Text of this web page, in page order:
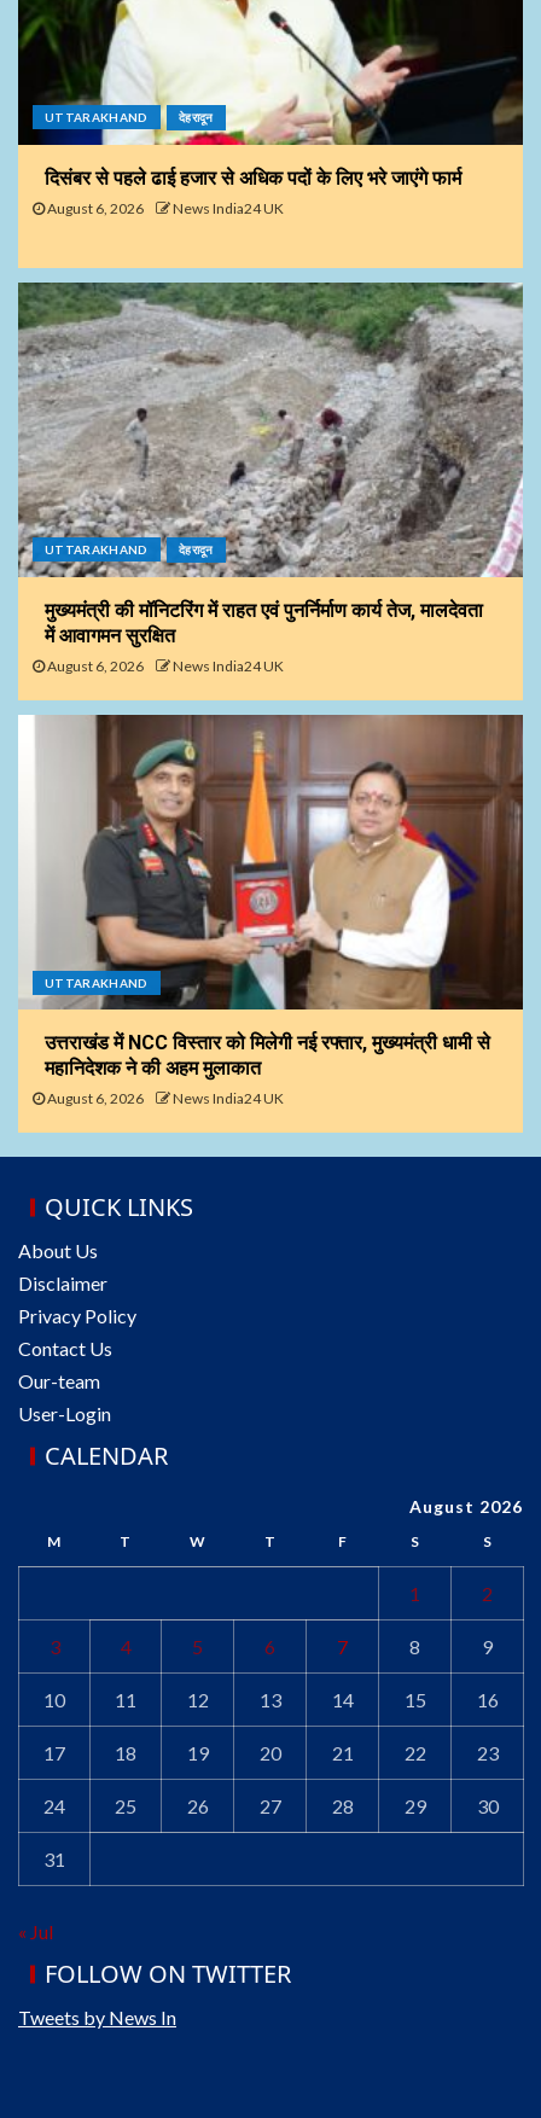
UTTARAKHAND देहरादून
दिसंबर से पहले ढाई हजार से अधिक पदों के लिए भरे जाएंगे फार्म
August 6, 2026 News India24 UK
UTTARAKHAND देहरादून
मुख्यमंत्री की मॉनिटरिंग में राहत एवं पुनर्निर्माण कार्य तेज, मालदेवता
में आवागमन सुरक्षित
August 6, 2026 News India24 UK
UTTARAKHAND
उत्तराखंड में NCC विस्तार को मिलेगी नई रफ्तार, मुख्यमंत्री धामी से
महानिदेशक ने की अहम मुलाकात
August 6, 2026 News India24 UK
QUICK LINKS
About Us
Disclaimer
Privacy Policy
Contact Us
Our-team
User-Login
CALENDAR
August 2026
M T W T F S S
1 2
3 4 5 6 7 8 9
10 11 12 13 14 15 16
17 18 19 20 21 22 23
24 25 26 27 28 29 30
31
« Jul
FOLLOW ON TWITTER
Tweets by News In